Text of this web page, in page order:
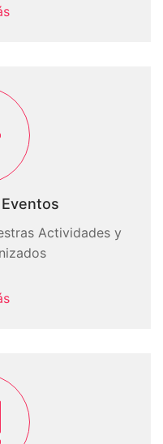
Actividades y